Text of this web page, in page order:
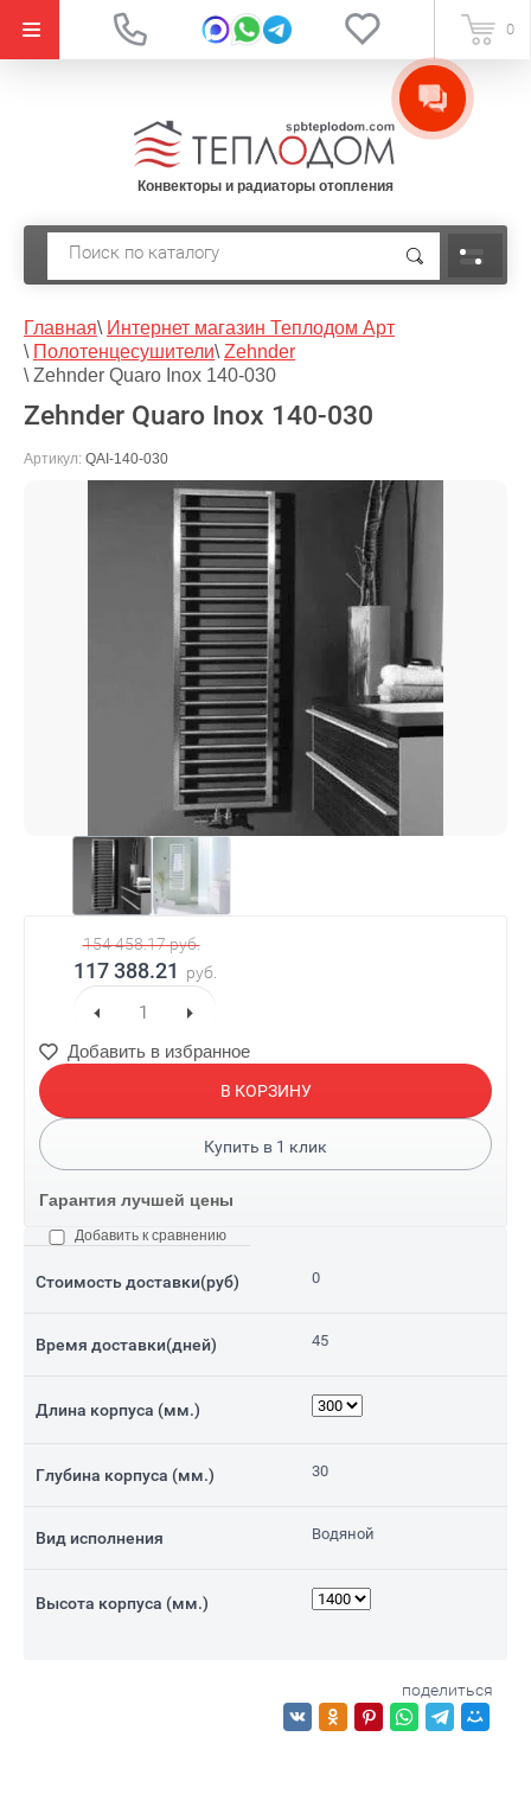
0
Конвекторы и радиаторы отопления
Главная\ Интернет магазин Теплодом Арт
\ Полотенцесушители\ Zehnder
\ Zehnder Quaro Inox 140-030
Zehnder Quaro Inox 140-030
Артикул: QAI-140-030
Добавить в избранное
154 458.17руб.
117 388.21 руб.
В КОРЗИНУ
Купить в 1 клик
Гарантия лучшей цены
Стоимость доставки(руб) 0
Время доставки(дней) 45
Длина корпуса (мм.)
Глубина корпуса (мм.) 30
Вид исполнения Водяной
Высота корпуса (мм.)
Добавить к сравнению
поделиться